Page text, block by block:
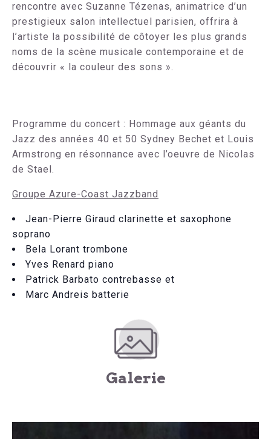
rencontre avec Suzanne Tézenas, animatrice d’un
prestigieux salon intellectuel parisien, offrira à
l’artiste la possibilité de côtoyer les plus grands
noms de la scène musicale contemporaine et de
découvrir « la couleur des sons ».
Programme du concert : Hommage aux géants du
Jazz des années 40 et 50 Sydney Bechet et Louis
Armstrong en résonnance avec l’oeuvre de Nicolas
de Stael.
Groupe Azure-Coast Jazzband
Jean-Pierre Giraud clarinette et saxophone
soprano
Bela Lorant trombone
Yves Renard piano
Patrick Barbato contrebasse et
Marc Andreis batterie
Galerie